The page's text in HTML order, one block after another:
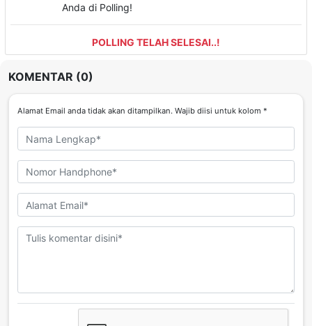
Anda di Polling!
POLLING TELAH SELESAI..!
KOMENTAR (0)
Alamat Email anda tidak akan ditampilkan. Wajib diisi untuk kolom *